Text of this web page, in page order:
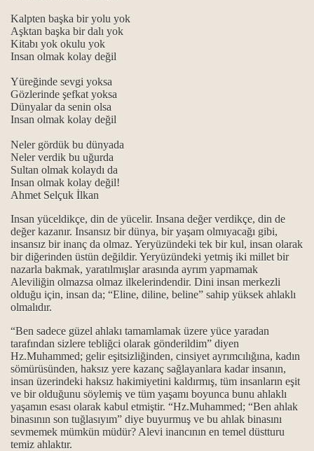
Kalpten başka bir yolu yok
Aşktan başka bir dalı yok
Kitabı yok okulu yok
Insan olmak kolay değil
Yüreğinde sevgi yoksa
Gözlerinde şefkat yoksa
Dünyalar da senin olsa
Insan olmak kolay değil
Neler gördük bu dünyada
Neler verdik bu uğurda
Sultan olmak kolaydı da
Insan olmak kolay değil!
Ahmet Selçuk İlkan
Insan yüceldikçe, din de yücelir. Insana değer verdikçe, din de
değer kazanır. Insansız bir dünya, bir yaşam olmıyacağı gibi,
insansız bir inanç da olmaz. Yeryüzündeki tek bir kul, insan olarak
bir diğerinden üstün değildir. Yeryüzündeki yetmiş iki millet bir
nazarla bakmak, yaratılmışlar arasında ayrım yapmamak
Aleviliğin olmazsa olmaz ilkelerindendir. Dini insan merkezli
olduğu için, insan da; “Eline, diline, beline” sahip yüksek ahlaklı
olmalıdır.
“Ben sadece güzel ahlakı tamamlamak üzere yüce yaradan
tarafından sizlere tebliğci olarak gönderildim” diyen
Hz.Muhammed; gelir eşitsizliğinden, cinsiyet ayrımcılığına, kadın
sömürüsünden, haksız yere kazanç sağlayanlara kadar insanın,
insan üzerindeki haksız hakimiyetini kaldırmış, tüm insanların eşit
ve bir olduğunu söylemiş ve tüm yaşamı boyunca bunu ahlaklı
yaşamın esası olarak kabul etmiştir. “Hz.Muhammed; “Ben ahlak
binasının son tuğlasıyım” diye buyurmuş ve bu ahlak binasını
sevmemek mümkün müdür? Alevi inancının en temel düstturu
temiz ahlaktır.
en güzel ibadet
kaynaklarla gelindi?